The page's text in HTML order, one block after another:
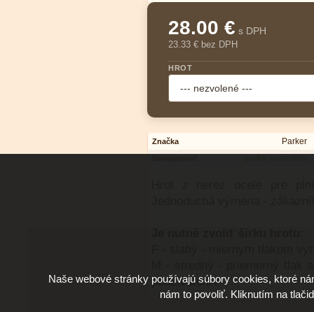
28.00 € s DPH
23.33 € bez DPH
HROT
Značka Parker
používateľov
Naše webové stránky používajú súbory cookies, ktoré
nám to povoliť. Kliknutím na